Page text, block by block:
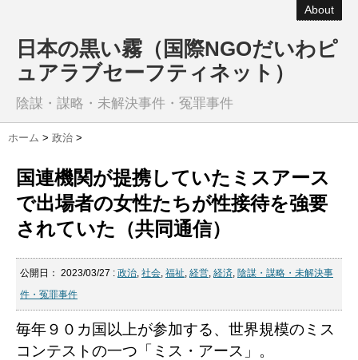
About
日本の黒い霧（国際NGOだいわピ
ュアラブセーフティネット）
陰謀・謀略・未解決事件・冤罪事件
ホーム > 政治 >
国連機関が提携していたミスアース
で出場者の女性たちが性接待を強要
されていた（共同通信）
公開日： 2023/03/27 : 政治, 社会, 福祉, 経営, 経済, 陰謀・謀略・未解決事
件・冤罪事件
毎年９０カ国以上が参加する、世界規模のミス
コンテストの一つ「ミス・アース」。